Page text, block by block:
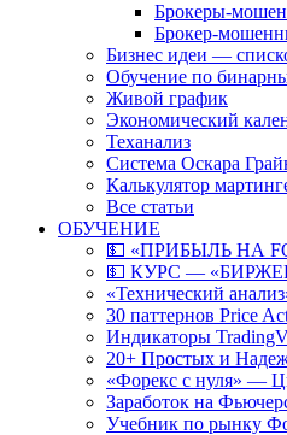
Брокеры-
Брокер-
Бизнес идеи —
Обучение по
Живой график
Экономический
Теханализ
Система Оскара
Калькулятор
Все статьи
ОБУЧЕНИЕ
💵 «ПРИБЫЛЬ НА
💵 КУРС —
«Технический
30 паттернов Price
Индикаторы
20+ Простых и
«Форекс с нуля» —
Заработок на
Учебник по рынку